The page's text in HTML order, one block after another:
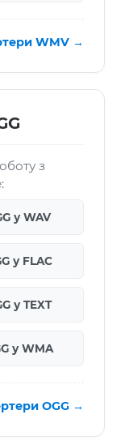
WMV →
з
у WAV
у FLAC
у TEXT
у WMA
OGG →